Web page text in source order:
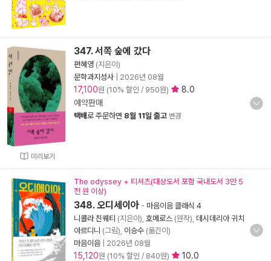
미리보기
347. 서쪽 숲에 갔다
편혜영 (지은이)
문학과지성사
2026년 08월
17,100원 (10% 할인 / 950원)
8.0
예약판매
택배로 주문하면 8월 11일 출고 변경
The odyssey + 티셔츠(대상도서 포함 국내도서 3만 5
천 원 이상)
348. 오디세이아 - 마음이음 클래식 4
니콜라 친퀘티 (지은이), 호메로스 (원작), 데시데리아 귀치
아르디니 (그림), 이승수 (옮긴이)
마음이음
2026년 08월
15,120원 (10% 할인 / 840원) 10.0